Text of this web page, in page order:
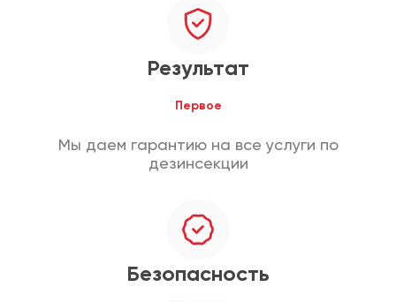
Результат
Первое
Мы даем гарантию на все услуги по
дезинсекции
Безопасность